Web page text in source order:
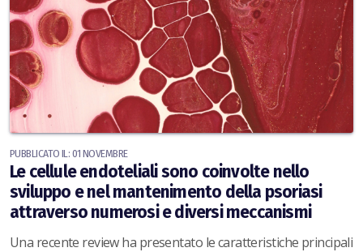
PUBBLICATO IL: 01 NOVEMBRE
Le cellule endoteliali sono coinvolte nello
sviluppo e nel mantenimento della psoriasi
attraverso numerosi e diversi meccanismi
Una recente review ha presentato le caratteristiche principali